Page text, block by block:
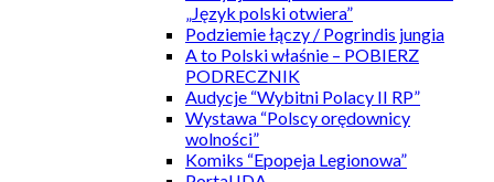
„Język polski otwiera”
Podziemie łączy / Pogrindis jungia
A to Polski właśnie – POBIERZ
PODRECZNIK
Audycje “Wybitni Polacy II RP”
Wystawa “Polscy orędownicy
wolności”
Komiks “Epopeja Legionowa”